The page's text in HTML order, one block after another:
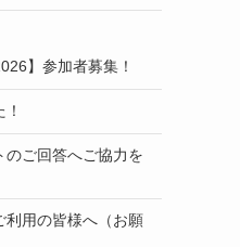
】参加者募集！
ご回答へご協力を
利用の皆様へ（お願